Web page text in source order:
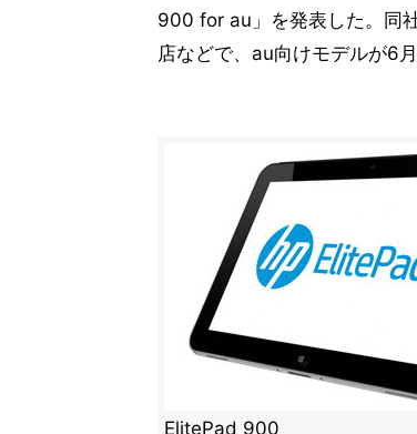
900 for au」を発表した。同
店などで、au向けモデルが6
ElitePad 900